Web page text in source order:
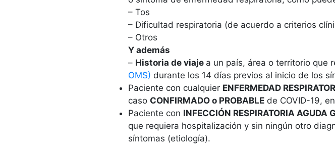
– Tos
– Dificultad respiratoria (de acuerdo a criterios
– Otros
Y además
– Historia de viaje a un país, área o territorio que
OMS) durante los 14 días previos al inicio de los
Paciente con cualquier ENFERMEDAD
caso CONFIRMADO o PROBABLE de COVID-19,
Paciente con INFECCIÓN RESPIRATORIA AGUDA
que requiera hospitalización y sin ningún otro
síntomas (etiología).